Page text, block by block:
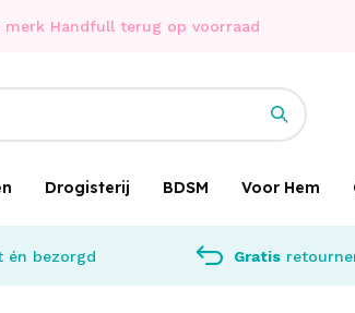
merk Handfull terug op voorraad
Drogisterij BDSM Voor Hem
én bezorgd Gratis